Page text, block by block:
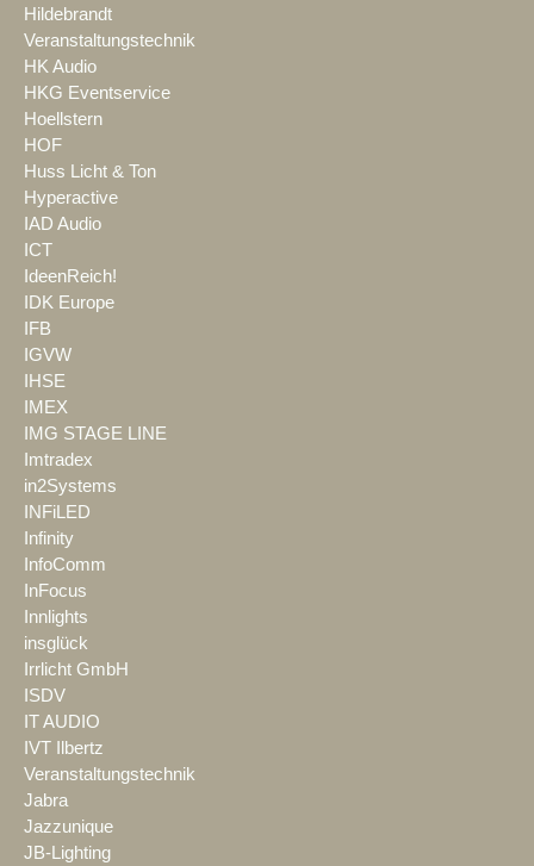
Hildebrandt
Veranstaltungstechnik
HK Audio
HKG Eventservice
Hoellstern
HOF
Huss Licht & Ton
Hyperactive
IAD Audio
ICT
IdeenReich!
IDK Europe
IFB
IGVW
IHSE
IMEX
IMG STAGE LINE
Imtradex
in2Systems
INFiLED
Infinity
InfoComm
InFocus
Innlights
insglück
Irrlicht GmbH
ISDV
IT AUDIO
IVT Ilbertz
Veranstaltungstechnik
Jabra
Jazzunique
JB-Lighting